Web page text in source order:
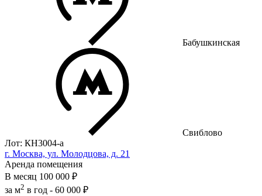
Бабушкинская
Свиблово
Лот: КН3004-a
г. Москва, ул. Молодцова, д. 21
Аренда помещения
В месяц 100 000 ₽
за м2 в год - 60 000 ₽